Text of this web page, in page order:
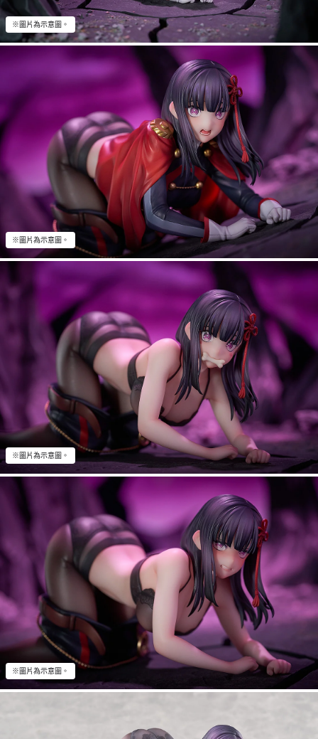
※圖片為示意圖。
※圖片為示意圖。
※圖片為示意圖。
※圖片為示意圖。